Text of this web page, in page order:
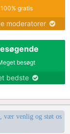
100% gratis
moderatorer
besøgt
bedste
vær venlig og støt os